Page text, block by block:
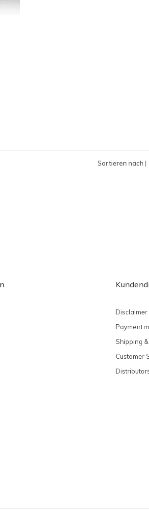
Sortieren nach |
Disclaimer
Payment
Shipping
Customer